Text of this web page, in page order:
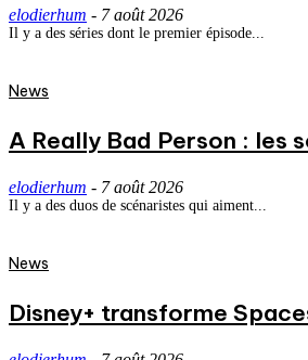
elodierhum - 7 août 2026
Il y a des séries dont le premier épisode...
News
A Really Bad Person : les
elodierhum - 7 août 2026
Il y a des duos de scénaristes qui aiment...
News
Disney+ transforme